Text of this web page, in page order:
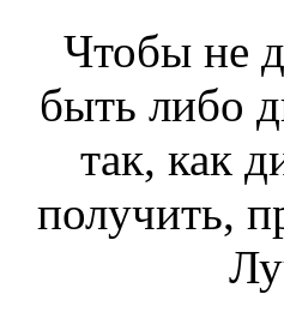
Чтобы не
быть либо
так, как
получить,